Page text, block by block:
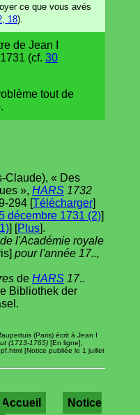
ce que vous avés
18).
de Jean I
(cf. 30
tout de
Claude), « Des
», HARS 1732
294 [Télécharger]
décembre 1731 (2)]
] [Plus].
l'Académie royale
pour l'année 17..,
de HARS 17..
Bibliothek der
(Paris) écrit à Jean I
(1713-1765) [En ligne],
[Notice publiée le 1 juillet
Accueil
Notice